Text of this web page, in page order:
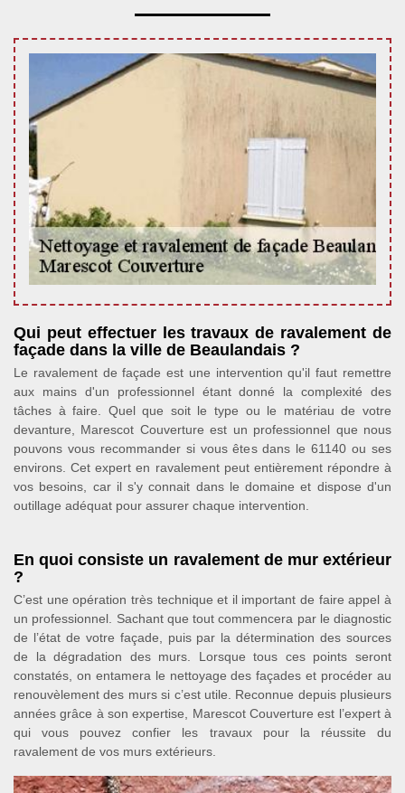
Qui peut effectuer les travaux de ravalement de
façade dans la ville de Beaulandais ?
Le ravalement de façade est une intervention qu'il faut remettre
aux mains d'un professionnel étant donné la complexité des
tâches à faire. Quel que soit le type ou le matériau de votre
devanture, Marescot Couverture est un professionnel que nous
pouvons vous recommander si vous êtes dans le 61140 ou ses
environs. Cet expert en ravalement peut entièrement répondre à
vos besoins, car il s'y connait dans le domaine et dispose d'un
outillage adéquat pour assurer chaque intervention.
En quoi consiste un ravalement de mur extérieur
?
C’est une opération très technique et il important de faire appel à
un professionnel. Sachant que tout commencera par le diagnostic
de l’état de votre façade, puis par la détermination des sources
de la dégradation des murs. Lorsque tous ces points seront
constatés, on entamera le nettoyage des façades et procéder au
renouvèlement des murs si c’est utile. Reconnue depuis plusieurs
années grâce à son expertise, Marescot Couverture est l’expert à
qui vous pouvez confier les travaux pour la réussite du
ravalement de vos murs extérieurs.